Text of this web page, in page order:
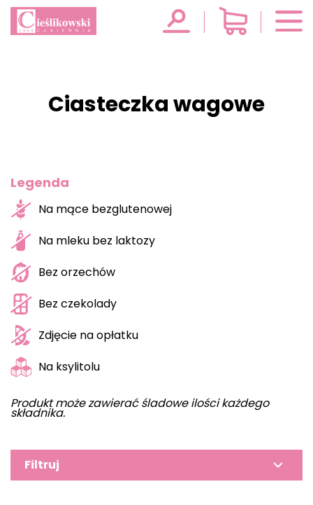
Ciasteczka wagowe
Legenda
Na mące bezglutenowej
Na mleku bez laktozy
Bez orzechów
Bez czekolady
Zdjęcie na opłatku
Na ksylitolu
Produkt może zawierać śladowe ilości każdego
składnika.
Filtruj